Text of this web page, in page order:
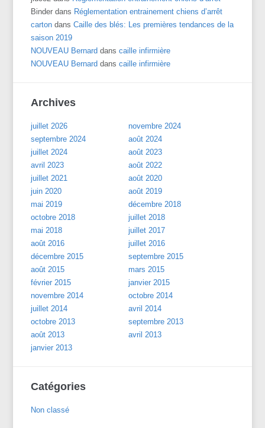
Binder dans Réglementation entrainement chiens d’arrêt
carton dansCaille des blés: Les premières tendances de la
saison 2019
NOUVEAU Bernard danscaille infirmière
NOUVEAU Bernard danscaille infirmière
Archives
juillet 2026
novembre 2024
septembre 2024
août 2024
juillet 2024
août 2023
avril 2023
août 2022
juillet 2021
août 2020
juin 2020
août 2019
mai 2019
décembre 2018
octobre 2018
juillet 2018
mai 2018
juillet 2017
août 2016
juillet 2016
décembre 2015
septembre 2015
août 2015
mars 2015
février 2015
janvier 2015
novembre 2014
octobre 2014
juillet 2014
avril 2014
octobre 2013
septembre 2013
août 2013
avril 2013
janvier 2013
Catégories
Non classé